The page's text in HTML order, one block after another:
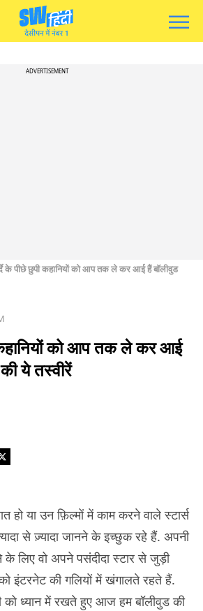
ADVERTISEMENT
के पीछे छुपी कहानियों को आप तक ले कर आई हैं बॉलीवुड
को आप तक ले कर आई
ये तस्वीरें
हो या उन फ़िल्मों में काम करने वाले स्टार्स
से ज़्यादा जानने के इच्छुक रहे हैं. अपनी
के लिए वो अपने पसंदीदा स्टार से जुड़ी
इंटरनेट की गलियों में खंगालते रहते हैं.
को ध्यान में रखते हुए आज हम बॉलीवुड की